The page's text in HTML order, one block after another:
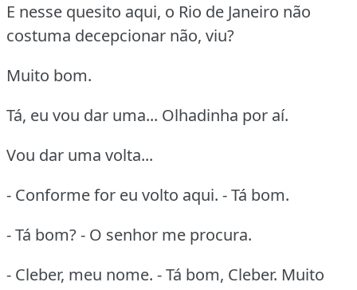
E nesse quesito aqui, o Rio de Janeiro não
costuma decepcionar não, viu?
Muito bom.
Tá, eu vou dar uma... Olhadinha por aí.
Vou dar uma volta...
- Conforme for eu volto aqui. - Tá bom.
- Tá bom? - O senhor me procura.
- Cleber, meu nome. - Tá bom, Cleber. Muito